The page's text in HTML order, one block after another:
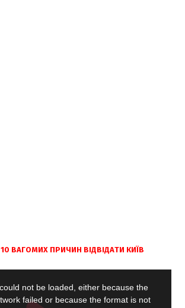
10 ВАГОМИХ ПРИЧИН ВІДВІДАТИ КИЇВ